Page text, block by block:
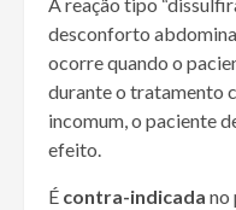
desconforto
ocorre quando o
durante o tratamento
incomum, o paciente
efeito.
É contra-indicada no